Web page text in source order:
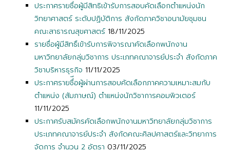
ประกาศรายชื่อผู้มีสิทธิเข้ารับการสอบคัดเลือกตำแหน่งนัก
วิทยาศาสตร์ ระดับปฏิบัติการ สังกัดภาควิชาอนามัยชุมชน
คณะสาธารณสุขศาสตร์18/11/2025
รายชื่อผู้มีสิทธิ์เข้ารับการพิจารณาคัดเลือกพนักงาน
มหาวิทยาลัยกลุ่มวิชาการ ประเภทคณาจารย์ประจำ สังกัดภาค
วิชาบริหารธุรกิจ 11/11/2025
ประกาศรายชื่ีอผู้ผ่านการสอบคัดเลือกภาคความเหมาะสมกับ
ตำแหน่ง (สัมภาษณ์) ตำแหน่งนักวิชาการคอมพิวเตอร์
11/11/2025
ประกาศรับสมัครคัดเลือกพนักงานมหาวิทยาลัยกลุ่มวิชาการ
ประเภทคณาจารย์ประจำ สังกัดคณะศิลปศาสตร์และวิทยาการ
จัดการ จำนวน 2 อัตรา 03/11/2025